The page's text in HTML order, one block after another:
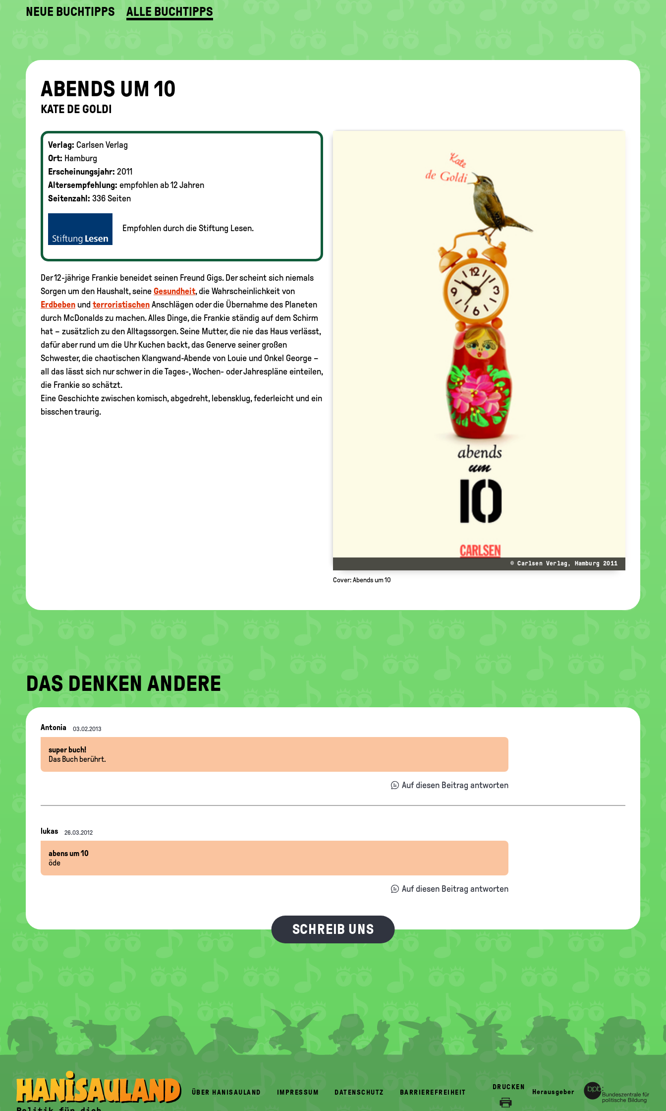
NEUE BUCHTIPPS ALLE BUCHTIPPS
ABENDS UM 10
KATE DE GOLDI
© Carlsen Verlag, Hamburg 2011
Cover: Abends um 10
Verlag: Carlsen Verlag
Ort: Hamburg
Erscheinungsjahr: 2011
Altersempfehlung: empfohlen ab 12 Jahren
Seitenzahl: 336 Seiten
Empfohlen durch die Stiftung Lesen.
Der 12-jährige Frankie beneidet seinen Freund Gigs. Der scheint sich niemals
Sorgen um den Haushalt, seine Gesundheit, die Wahrscheinlichkeit von
Erdbeben und terroristischen Anschlägen oder die Übernahme des Planeten
durch McDonalds zu machen. Alles Dinge, die Frankie ständig auf dem Schirm
hat – zusätzlich zu den Alltagssorgen. Seine Mutter, die nie das Haus verlässt,
dafür aber rund um die Uhr Kuchen backt, das Generve seiner großen
Schwester, die chaotischen Klangwand-Abende von Louie und Onkel George –
all das lässt sich nur schwer in die Tages-, Wochen- oder Jahrespläne einteilen,
die Frankie so schätzt.
Eine Geschichte zwischen komisch, abgedreht, lebensklug, federleicht und ein
bisschen traurig.
DAS DENKEN ANDERE
Nachrichten-
Thread
Antonia 03.02.2013
super buch!
Das Buch berührt.
Auf diesen Beitrag antworten
Nachrichten-
Thread
lukas 26.03.2012
abens um 10
öde
Auf diesen Beitrag antworten
SCHREIB UNS
FOOTER
MENU
ÜBER HANISAULAND IMPRESSUM DATENSCHUTZ BARRIEREFREIHEIT
DRUCKEN
Herausgeber